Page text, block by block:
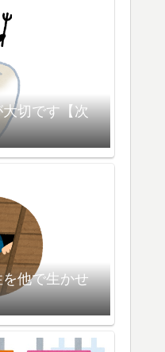
切です【次
他で生かせ